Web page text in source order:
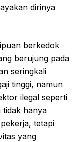
dirinya
berkedok
berujung pada
seringkali
tinggi, namun
ilegal seperti
tidak hanya
tetapi
yang